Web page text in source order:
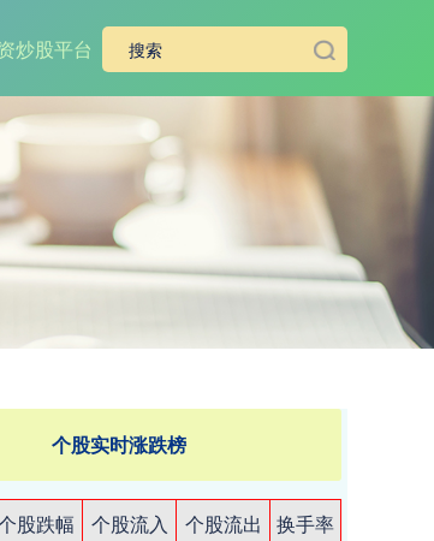
炒股平台
个股实时涨跌榜
股跌幅 个股流入 个股流出
换手率